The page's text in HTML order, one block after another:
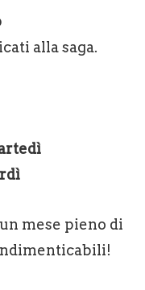
alla saga.
mese pieno di